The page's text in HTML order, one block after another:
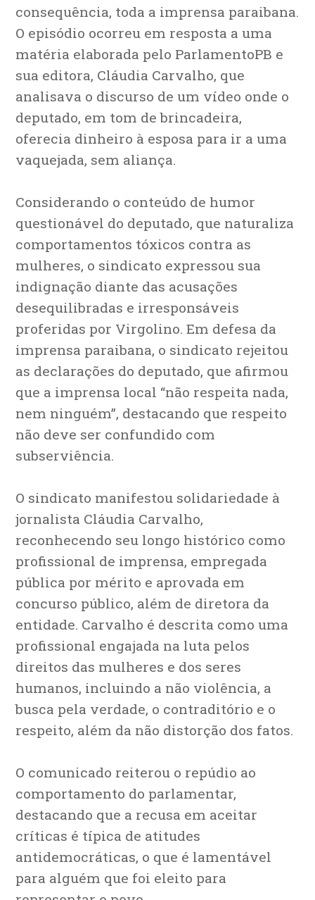
consequência, toda a imprensa paraibana.
O episódio ocorreu em resposta a uma
matéria elaborada pelo ParlamentoPB e
sua editora, Cláudia Carvalho, que
analisava o discurso de um vídeo onde o
deputado, em tom de brincadeira,
oferecia dinheiro à esposa para ir a uma
vaquejada, sem aliança.
Considerando o conteúdo de humor
questionável do deputado, que naturaliza
comportamentos tóxicos contra as
mulheres, o sindicato expressou sua
indignação diante das acusações
desequilibradas e irresponsáveis
proferidas por Virgolino. Em defesa da
imprensa paraibana, o sindicato rejeitou
as declarações do deputado, que afirmou
que a imprensa local “não respeita nada,
nem ninguém”, destacando que respeito
não deve ser confundido com
subserviência.
O sindicato manifestou solidariedade à
jornalista Cláudia Carvalho,
reconhecendo seu longo histórico como
profissional de imprensa, empregada
pública por mérito e aprovada em
concurso público, além de diretora da
entidade. Carvalho é descrita como uma
profissional engajada na luta pelos
direitos das mulheres e dos seres
humanos, incluindo a não violência, a
busca pela verdade, o contraditório e o
respeito, além da não distorção dos fatos.
O comunicado reiterou o repúdio ao
comportamento do parlamentar,
destacando que a recusa em aceitar
críticas é típica de atitudes
antidemocráticas, o que é lamentável
para alguém que foi eleito para